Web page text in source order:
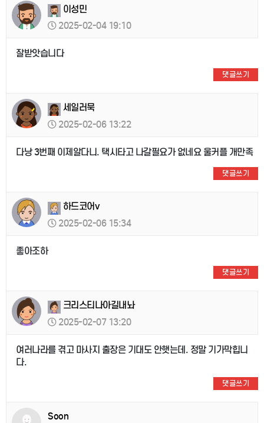
이성민
2025-02-04 19:10
잘받앗습니다
댓글쓰기
세일러묵
2025-02-06 13:22
다낭 3번째 이제알다니. 택시타고 나갈필요가 없네요 울커플 개만족
댓글쓰기
하드코어v
2025-02-06 15:34
좋아조하
댓글쓰기
크리스티나아길내놔
2025-02-07 13:20
여러나라를 겪고 마사지 출장은 기대도 안햇는데. 정말 기가막힙니
다.
댓글쓰기
Soon